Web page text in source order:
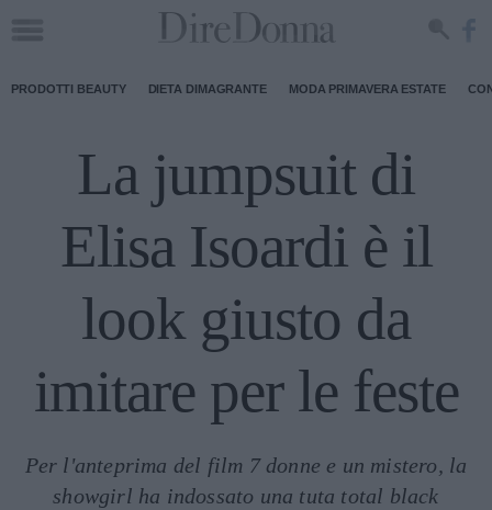
PRODOTTI BEAUTY DIETA DIMAGRANTE MODA PRIMAVERA ESTATE
La jumpsuit di
Elisa Isoardi è il
look giusto da
imitare per le feste
Per l'anteprima del film 7 donne e un mistero, la
showgirl ha indossato una tuta total black